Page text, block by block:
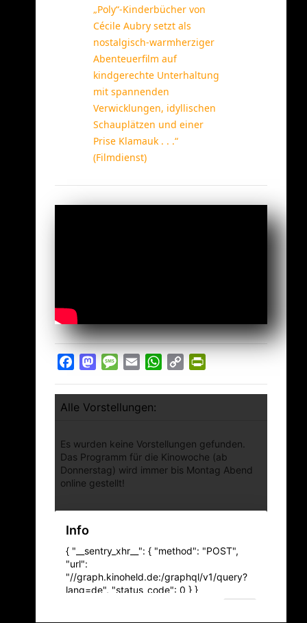
„Poly“-Kinderbücher von
Cécile Aubry setzt als
nostalgisch-warmherziger
Abenteuerfilm auf
kindgerechte Unterhaltung
mit spannenden
Verwicklungen, idyllischen
Schauplätzen und einer
Prise Klamauk . . .“
(Filmdienst)
FacebookMastodon
Message
Email WhatsApp
Copy